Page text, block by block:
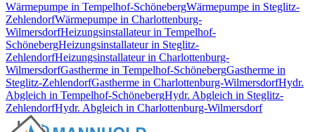
Wärmepumpe in Tempelhof-SchönebergWärmepumpe in Steglitz-
ZehlendorfWärmepumpe in Charlottenburg-
WilmersdorfHeizungsinstallateurin Tempelhof-
SchönebergHeizungsinstallateurin Steglitz-
ZehlendorfHeizungsinstallateurin Charlottenburg-
WilmersdorfGastherme in Tempelhof-SchönebergGastherme in
Steglitz-ZehlendorfGastherme in Charlottenburg-WilmersdorfHydr.
Abgleich in Tempelhof-SchönebergHydr. Abgleich in Steglitz-
ZehlendorfHydr. Abgleich in Charlottenburg-Wilmersdorf